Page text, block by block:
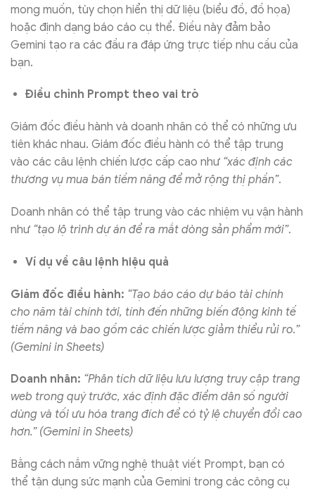
mong muốn, tùy chọn hiển thị dữ liệu (biểu đồ, đồ họa)
hoặc định dạng báo cáo cụ thể. Điều này đảm bảo
Gemini tạo ra các đầu ra đáp ứng trực tiếp nhu cầu của
bạn.
Điều chỉnh Prompt theo vai trò
Giám đốc điều hành và doanh nhân có thể có những ưu
tiên khác nhau. Giám đốc điều hành có thể tập trung
vào các câu lệnh chiến lược cấp cao như “xác định các
thương vụ mua bán tiềm năng để mở rộng thị phần”.
Doanh nhân có thể tập trung vào các nhiệm vụ vận hành
như “tạo lộ trình dự án để ra mắt dòng sản phẩm mới”.
Ví dụ về câu lệnh hiệu quả
Giám đốc điều hành: “Tạo báo cáo dự báo tài chính
cho năm tài chính tới, tính đến những biến động kinh tế
tiềm năng và bao gồm các chiến lược giảm thiểu rủi ro.”
(Gemini in Sheets)
Doanh nhân: “Phân tích dữ liệu lưu lượng truy cập trang
web trong quý trước, xác định đặc điểm dân số người
dùng và tối ưu hóa trang đích để có tỷ lệ chuyển đổi cao
hơn.” (Gemini in Sheets)
Bằng cách nắm vững nghệ thuật viết Prompt, bạn có
thể tận dụng sức mạnh của Gemini trong các công cụ